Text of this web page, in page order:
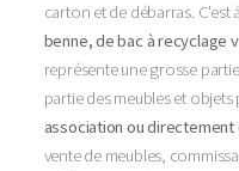
carton et de débarras.
benne, de bac à recyclage
représente une grosse
partie des meubles et objets
association ou
vente de meubles,